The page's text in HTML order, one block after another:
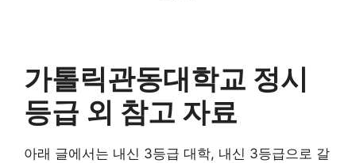
가톨릭관동대학교 정시
등급 외 참고 자료
아래 글에서는 내신 3등급 대학, 내신 3등급으로 갈